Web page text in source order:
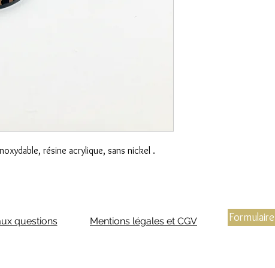
résine acrylique, sans nickel .
questions Mentions légales et CGV